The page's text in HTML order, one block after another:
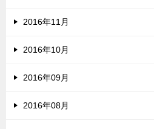
2016年11月
2016年10月
2016年09月
2016年08月